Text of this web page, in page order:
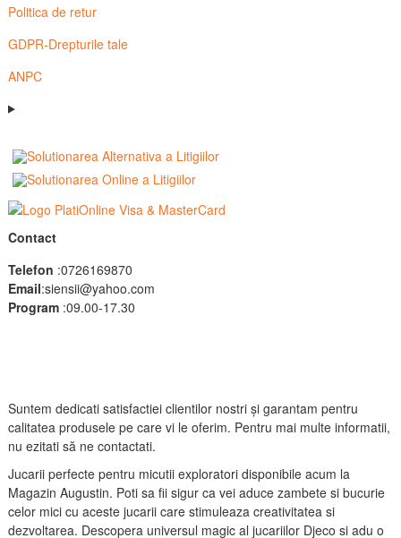
Politica de retur
GDPR-Drepturile tale
ANPC
Contact
Telefon :0726169870
Email:siensii@yahoo.com
Program:09.00-17.30
Suntem dedicati satisfactiei clientilor nostri și garantam pentru
calitatea produsele pe care vi le oferim. Pentru mai multe informatii,
nu ezitati să ne contactati.
Jucarii perfecte pentru micutii exploratori disponibile acum la
Magazin Augustin. Poti sa fii sigur ca vei aduce zambete si bucurie
celor mici cu aceste jucarii care stimuleaza creativitatea si
dezvoltarea. Descopera universul magic al jucariilor Djeco si adu o